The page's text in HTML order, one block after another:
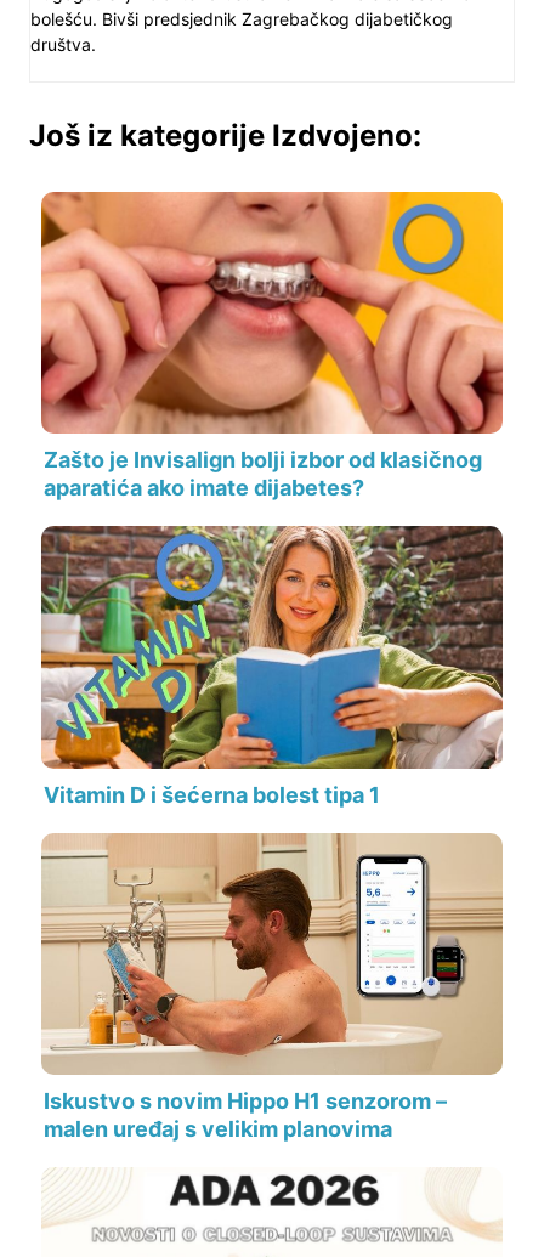
bolešću. Bivši predsjednik Zagrebačkog dijabetičkog
društva.
Još iz kategorije Izdvojeno:
Zašto je Invisalign bolji izbor od klasičnog
aparatića ako imate dijabetes?
Vitamin D i šećerna bolest tipa 1
Iskustvo s novim Hippo H1 senzorom –
malen uređaj s velikim planovima